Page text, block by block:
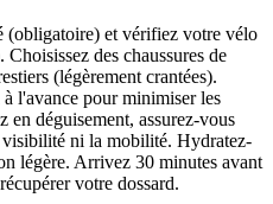
(obligatoire) et vérifiez votre vélo
des chaussures de
(légèrement crantées).
l'avance pour minimiser les
en déguisement, assurez-vous
visibilité ni la mobilité. Hydratez-
légère. Arrivez 30 minutes avant
votre dossard.